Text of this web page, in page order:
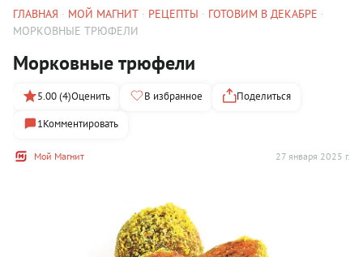
ГЛАВНАЯ МОЙ МАГНИТ РЕЦЕПТЫ
ГОТОВИМ В ДЕКАБРЕ
МОРКОВНЫЕ ТРЮФЕЛИ
Морковные трюфели
Мой Магнит 27 января 2025 г.
5.00 (4)Оценить В избранное
Поделиться
1Комментировать